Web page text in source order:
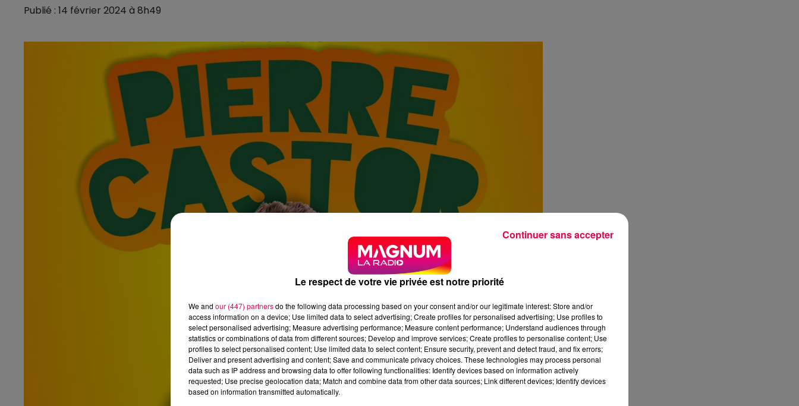
Publié : 14 février 2024 à 8h49
Le respect de votre vie privée est notre priorité
We and our (447) partnersdo the following data processing based on your consent and/or our legitimate interest: Store and/or
access information on a device; Use limited data to select advertising; Create profiles for personalised advertising; Use profiles to
select personalised advertising; Measure advertising performance; Measure content performance; Understand audiences through
statistics or combinations of data from different sources; Develop and improve services; Create profiles to personalise content; Use
profiles to select personalised content; Use limited data to select content; Ensure security, prevent and detect fraud, and fix errors;
Deliver and present advertising and content; Save and communicate privacy choices. These technologies may process personal
data such as IP address and browsing data to offer following functionalities: Identify devices based on information actively
requested; Use precise geolocation data; Match and combine data from other data sources; Link different devices; Identify devices
based on information transmitted automatically.
Continuer sans accepter